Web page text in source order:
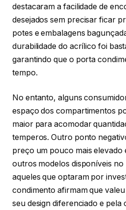
destacaram a facilidade de
desejados sem precisar ficar
potes e embalagens
durabilidade do acrílico foi
garantindo que o porta
tempo.
No entanto, alguns
espaço dos compartimentos
maior para acomodar
temperos. Outro ponto
preço um pouco mais elevado
outros modelos disponíveis
aqueles que optaram por
condimento afirmam que
seu design diferenciado e pela